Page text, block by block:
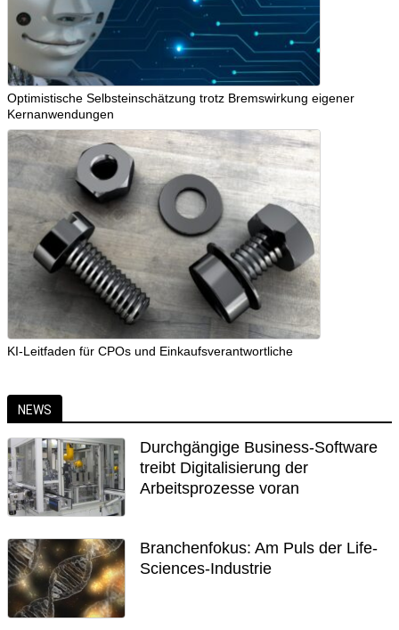
Optimistische Selbsteinschätzung trotz Bremswirkung eigener
Kernanwendungen
KI-Leitfaden für CPOs und Einkaufsverantwortliche
NEWS
Durchgängige Business-Software
treibt Digitalisierung der
Arbeitsprozesse voran
Branchenfokus: Am Puls der Life-
Sciences-Industrie